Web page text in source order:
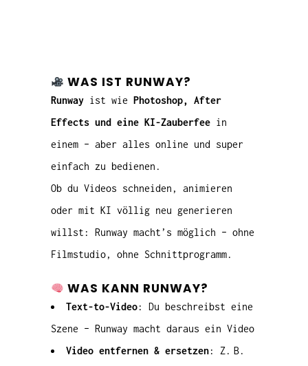
WAS IST RUNWAY?
Runway ist wie
Photoshop, After
Effects und eine KI-Zauberfee in
einem – aber alles online und super
einfach zu bedienen.
Ob du Videos schneiden, animieren
oder mit KI völlig neu generieren
willst: Runway macht’s möglich – ohne
Filmstudio, ohne Schnittprogramm.
WAS KANN RUNWAY?
Text-to-Video: Du beschreibst eine
Szene – Runway macht daraus ein Video
Video entfernen & ersetzen: Z. B.